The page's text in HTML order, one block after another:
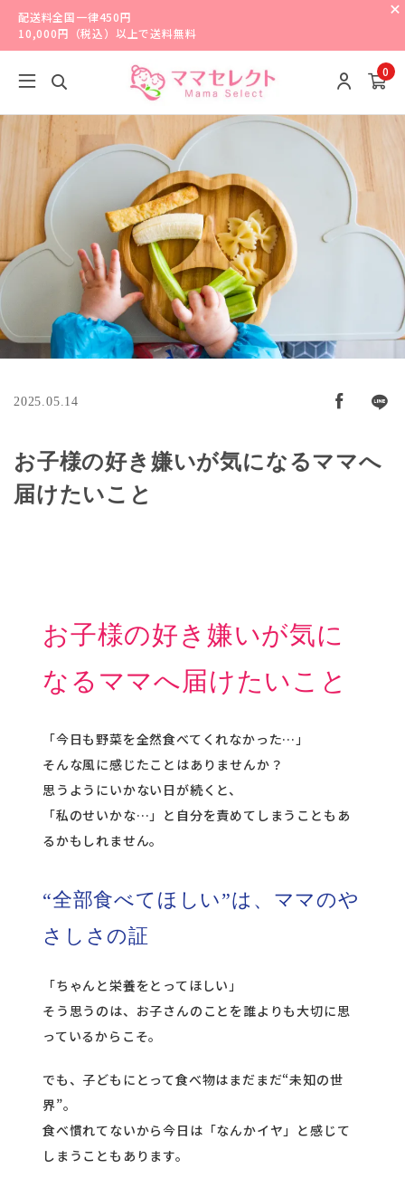
配送料全国一律450円
10,000円（税込）以上で送料無料
0
2025.05.14
お子様の好き嫌いが気になるママへ
届けたいこと
お子様の好き嫌いが気に
なるママへ届けたいこと
「今日も野菜を全然食べてくれなかった…」
そんな風に感じたことはありませんか？
思うようにいかない日が続くと、
「私のせいかな…」と自分を責めてしまうこともあ
るかもしれません。
“全部食べてほしい”は、ママのや
さしさの証
「ちゃんと栄養をとってほしい」
そう思うのは、お子さんのことを誰よりも大切に思
っているからこそ。
でも、子どもにとって食べ物はまだまだ“未知の世
界”。
食べ慣れてないから今日は「なんかイヤ」と感じて
しまうこともあります。